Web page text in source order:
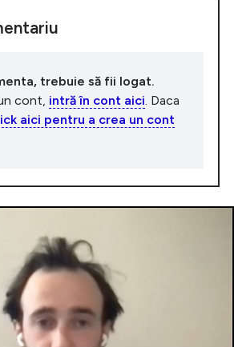
trebuie să fii logat.
cont, intră în cont aici . Daca
aici pentru a crea un cont